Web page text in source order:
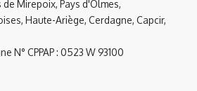
Mirepoix, Pays d'Olmes,
Haute-Ariège, Cerdagne, Capcir,
N° CPPAP : 0523 W 93100